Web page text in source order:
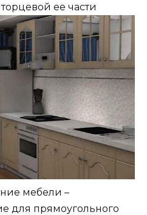
ее части
мебели –
для прямоугольного